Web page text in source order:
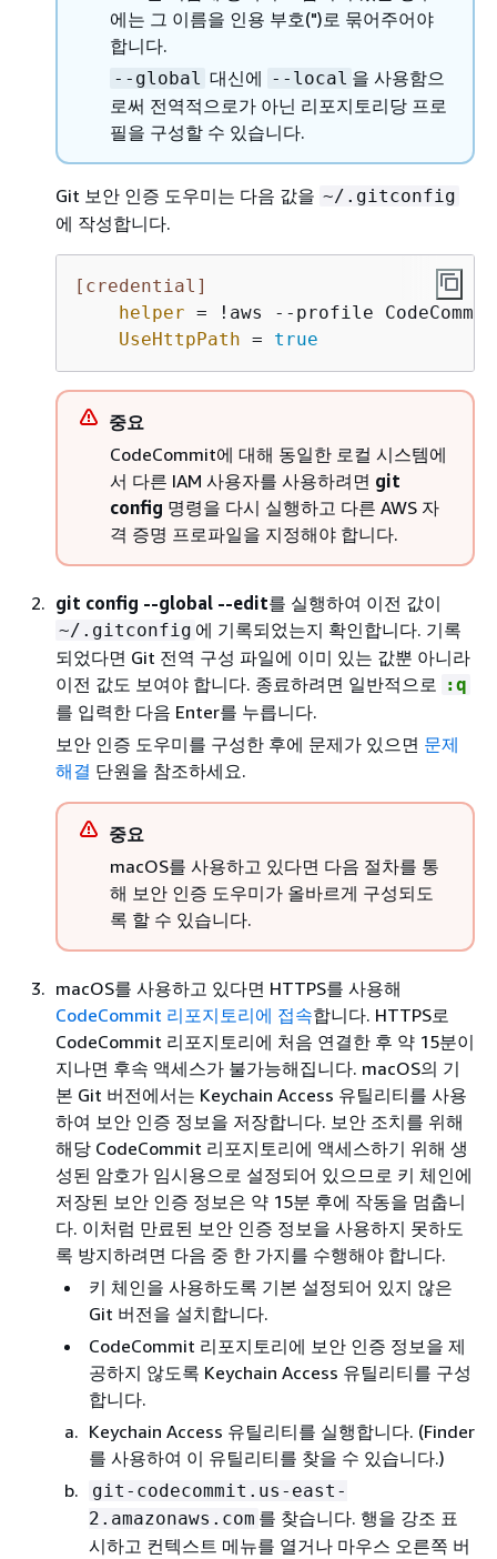
에는 그 이름을 인용 부호(")로 묶어주어야
합니다.
--global 대신에 --local 을 사용함으
로써 전역적으로가 아닌 리포지토리당 프로
필을 구성할 수 있습니다.
Git 보안 인증 도우미는 다음 값을 ~/.gitconfig
에 작성합니다.
[credential]
helper = !aws --profile
UseHttpPath = true
중요
CodeCommit에 대해 동일한 로컬 시스템에
서 다른 IAM 사용자를 사용하려면 git
config 명령을 다시 실행하고 다른 AWS 자
격 증명 프로파일을 지정해야 합니다.
git config --global --edit를 실행하여 이전 값이
~/.gitconfig 에 기록되었는지 확인합니다. 기록
되었다면 Git 전역 구성 파일에 이미 있는 값뿐 아니라
이전 값도 보여야 합니다. 종료하려면 일반적으로
:q
를 입력한 다음 Enter를 누릅니다.
보안 인증 도우미를 구성한 후에 문제가 있으면 문제
해결 단원을 참조하세요.
중요
macOS를 사용하고 있다면 다음 절차를 통
해 보안 인증 도우미가 올바르게 구성되도
록 할 수 있습니다.
macOS를 사용하고 있다면 HTTPS를 사용해
CodeCommit 리포지토리에 접속합니다. HTTPS로
CodeCommit 리포지토리에 처음 연결한 후 약 15분이
지나면 후속 액세스가 불가능해집니다. macOS의 기
본 Git 버전에서는 Keychain Access 유틸리티를 사용
하여 보안 인증 정보을 저장합니다. 보안 조치를 위해
해당 CodeCommit 리포지토리에 액세스하기 위해 생
성된 암호가 임시용으로 설정되어 있으므로 키 체인에
저장된 보안 인증 정보은 약 15분 후에 작동을 멈춥니
다. 이처럼 만료된 보안 인증 정보을 사용하지 못하도
록 방지하려면 다음 중 한 가지를 수행해야 합니다.
키 체인을 사용하도록 기본 설정되어 있지 않은
Git 버전을 설치합니다.
CodeCommit 리포지토리에 보안 인증 정보을 제
공하지 않도록 Keychain Access 유틸리티를 구성
합니다.
Keychain Access 유틸리티를 실행합니다. (Finder
를 사용하여 이 유틸리티를 찾을 수 있습니다.)
git-codecommit.us-east-
2.amazonaws.com 를 찾습니다. 행을 강조 표
시하고 컨텍스트 메뉴를 열거나 마우스 오른쪽 버